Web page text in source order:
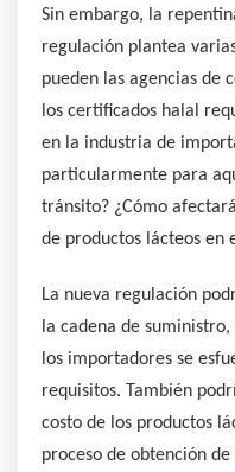
Sin embargo, la
regulación plantea
pueden las agencias de
los certificados halal
en la industria de
particularmente para
tránsito? ¿Cómo
de productos lácteos en
La nueva regulación
la cadena de
los importadores se
requisitos. También
costo de los productos
proceso de obtención